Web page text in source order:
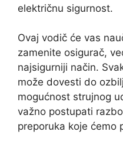
električnu sigurnost.
Ovaj vodič će vas
zamenite osigurač,
najsigurniji način.
može dovesti do
mogućnost strujnog
važno postupati
preporuka koje ćemo